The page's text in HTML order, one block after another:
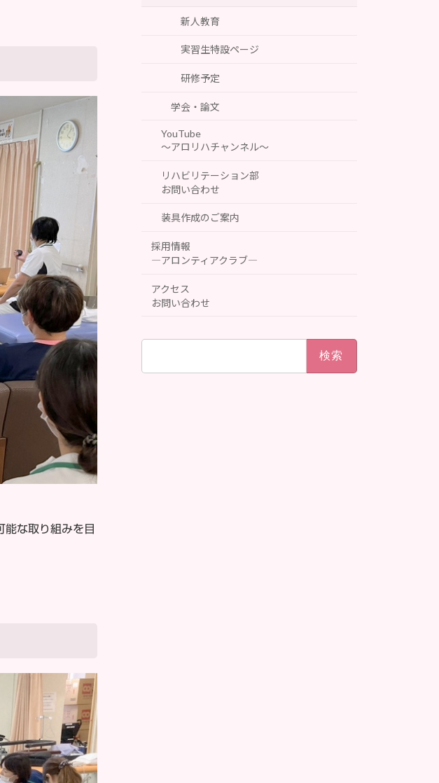
な取り組みを目
新人教育
実習生特設ページ
研修予定
学会・論文
YouTube
～アロリハチャンネル～
リハビリテーション部
お問い合わせ
装具作成のご案内
採用情報
―アロンティアクラブ―
アクセス
お問い合わせ